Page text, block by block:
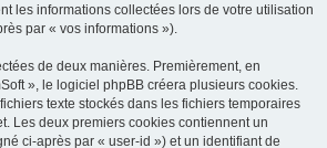
les informations collectées lors de votre utilisation
par « vos informations »).
de deux manières. Premièrement, en
», le logiciel phpBB créera plusieurs cookies.
texte stockés dans les fichiers temporaires
Les deux premiers cookies contiennent un
ci-après par « user-id ») et un identifiant de